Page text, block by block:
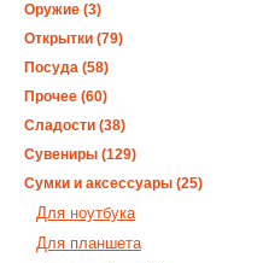
Оружие (3)
Открытки (79)
Посуда (58)
Прочее (60)
Сладости (38)
Сувениры (129)
Сумки и аксессуары (25)
Для ноутбука
Для планшета